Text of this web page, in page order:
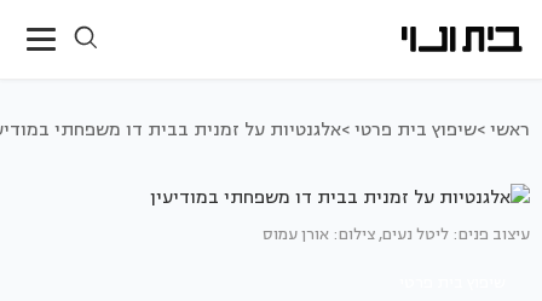
ראשי >שיפוץ בית פרטי >אלגנטיות על זמנית בבית דו משפחתי
עיצוב פנים: ליטל נעים, צילום: אורן עמוס